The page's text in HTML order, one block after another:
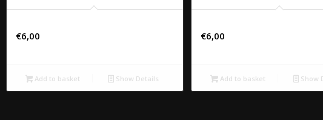
€6,00
Add to basket Show Details
€6,00
Add to basket Show